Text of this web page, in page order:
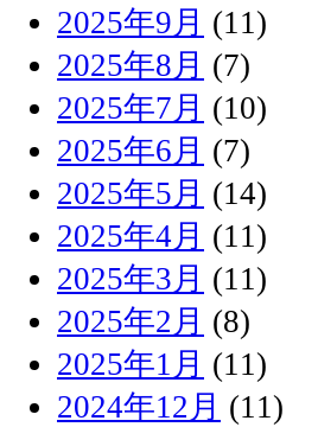
2025年9月 (11)
2025年8月 (7)
2025年7月 (10)
2025年6月 (7)
2025年5月 (14)
2025年4月 (11)
2025年3月 (11)
2025年2月 (8)
2025年1月 (11)
2024年12月 (11)